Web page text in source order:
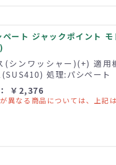
ート ジャックポイント モ
(シンワッシャー)(+) 適用
処理:パシペート
￥2,376
異なる商品については、上記